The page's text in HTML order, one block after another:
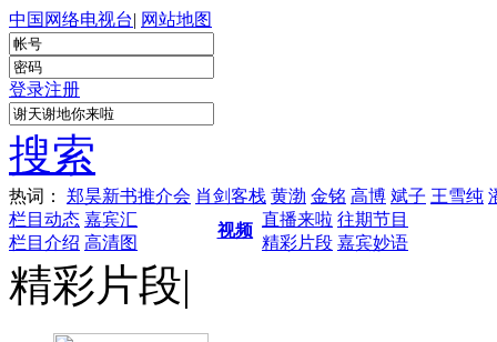
中国网络电视台| 网站地图
登录注册
搜索
热词： 郑昊新书推介会 肖剑客栈 黄渤 金铭 高博 斌子 王雪纯
栏目动态 嘉宾汇
栏目介绍 高清图
视频
直播来啦 往期节目
精彩片段 嘉宾妙语
精彩片段|